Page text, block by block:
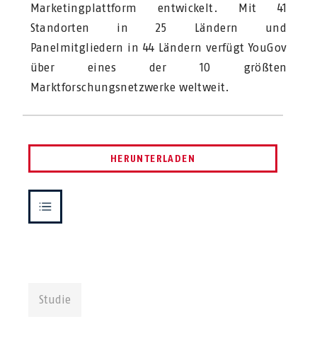
Marketingplattform entwickelt. Mit 41
Standorten in 25 Ländern und
Panelmitgliedern in 44 Ländern verfügt YouGov
über eines der 10 größten
Marktforschungsnetzwerke weltweit.
HERUNTERLADEN
Studie